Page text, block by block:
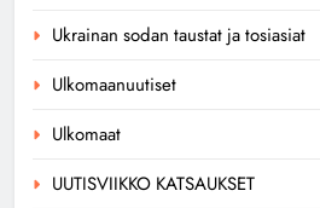
Ukrainan sodan taustat ja tosiasiat
Ulkomaanuutiset
Ulkomaat
UUTISVIIKKO KATSAUKSET